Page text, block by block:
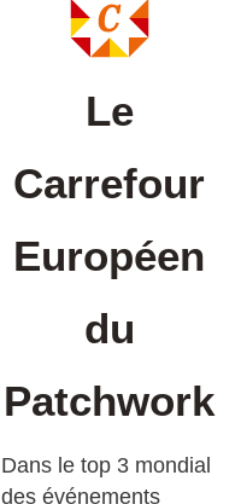
Le
Carrefour
Européen
du
Patchwork
Dans le top 3 mondial
des événements